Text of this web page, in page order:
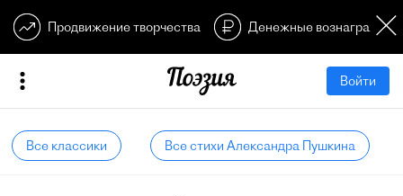
Продвижение творчества Денежные
Войти
Все классики Все стихи Александра Пушкина